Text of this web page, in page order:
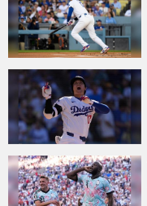
{PLAYICON}